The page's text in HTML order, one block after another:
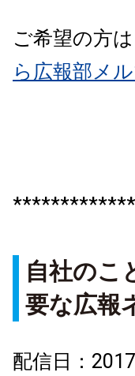
ご希望の方
ら広報部メ
*************
自社のこ
要な広報
配信日：